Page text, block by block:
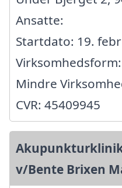
Ansatte:
Startdato: 19.
Mindre
CVR: 45409945
v/Bente Brixen